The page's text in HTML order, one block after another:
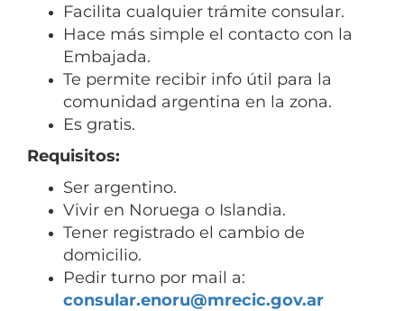
Facilita cualquier trámite consular.
Hace más simple el contacto con la
Embajada.
Te permite recibir info útil para la
comunidad argentina en la zona.
Es gratis.
Requisitos:
Ser argentino.
Vivir en Noruega o Islandia.
Tener registrado el cambio de
domicilio.
Pedir turno por mail a:
consular.enoru@mrecic.gov.ar